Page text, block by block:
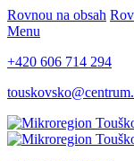
Rovnou na obsah
Menu
+420 606 714 294